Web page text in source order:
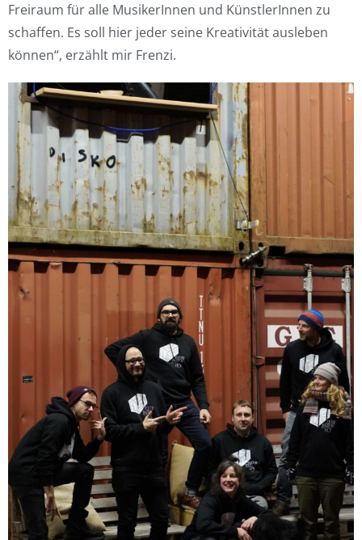
Freiraum für alle MusikerInnen und KünstlerInnen zu
schaffen. Es soll hier jeder seine Kreativität ausleben
können“, erzählt mir Frenzi.